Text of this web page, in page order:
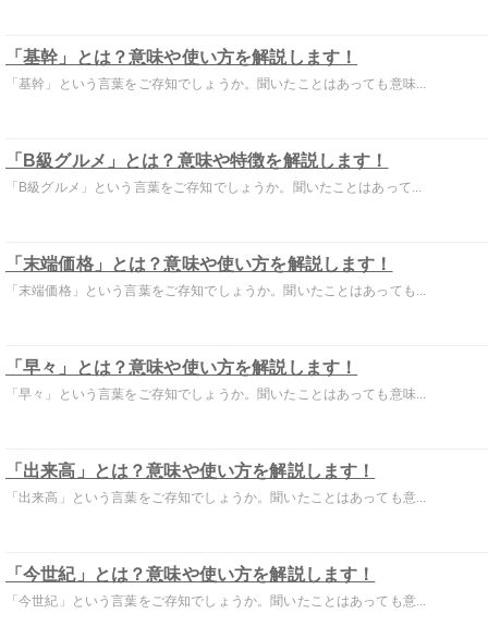
「基幹」とは？意味や使い方を解説します！
「基幹」という言葉をご存知でしょうか。聞いたことはあっても意味...
「B級グルメ」とは？意味や特徴を解説します！
「B級グルメ」という言葉をご存知でしょうか。聞いたことはあって...
「末端価格」とは？意味や使い方を解説します！
「末端価格」という言葉をご存知でしょうか。聞いたことはあっても...
「早々」とは？意味や使い方を解説します！
「早々」という言葉をご存知でしょうか。聞いたことはあっても意味...
「出来高」とは？意味や使い方を解説します！
「出来高」という言葉をご存知でしょうか。聞いたことはあっても意...
「今世紀」とは？意味や使い方を解説します！
「今世紀」という言葉をご存知でしょうか。聞いたことはあっても意...